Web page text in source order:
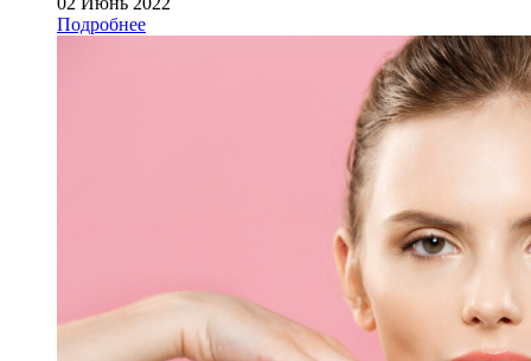
Подробнее